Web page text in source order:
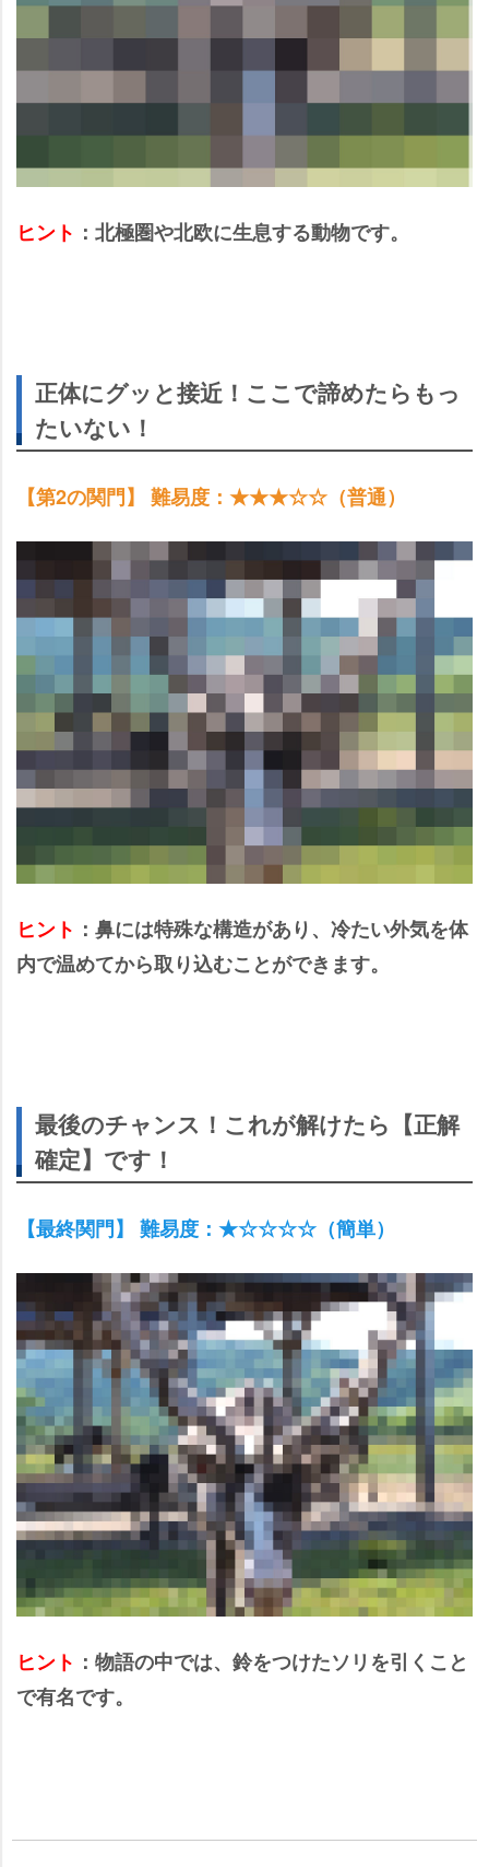
ヒント ：北極圏や北欧に生息する動物です。
正体にグッと接近！ここで諦めたらもっ
たいない！
【第2の関門】 難易度：★★★☆☆（普通）
ヒント ：鼻には特殊な構造があり、冷たい外気を体
内で温めてから取り込むことができます。
最後のチャンス！これが解けたら【正解
確定】です！
【最終関門】 難易度：★☆☆☆☆（簡単）
ヒント ：物語の中では、鈴をつけたソリを引くこと
で有名です。